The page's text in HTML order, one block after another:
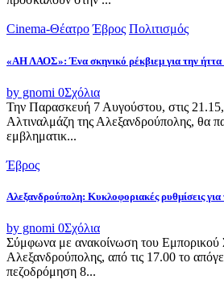
Cinema-Θέατρο Έβρος Πολιτισμός
«ΑΗ ΛΑΟΣ»: Ένα σκηνικό ρέκβιεμ για την ήττα
by gnomi 0Σχόλια
Την Παρασκευή 7 Αυγούστου, στις
Αλτιναλμάζη της Αλεξανδρούπολης, θα
εμβληματικ...
Έβρος
Αλεξανδρούπολη: Κυκλοφοριακές ρυθμίσεις
by gnomi 0Σχόλια
Σύμφωνα με ανακοίνωση του Εμπορικού
Αλεξανδρούπολης, από τις 17.00 το
πεζοδρόμηση 8...